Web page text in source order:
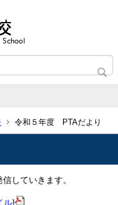
令和５年度 PTAだより
していきます。
ル]